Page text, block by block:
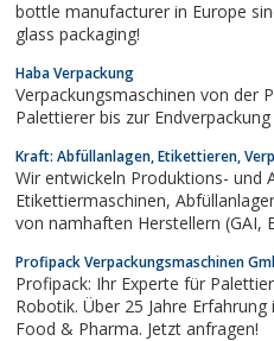
bottle manufacturer in Europe
glass packaging!
Haba Verpackung
Verpackungsmaschinen von der
Palettierer bis zur
Kraft: Abfüllanlagen, Etikettieren,
Wir entwickeln Produktions- und
Etikettiermaschinen, Abfüllanlagen und Verpackungsmaschinen
Profipack Verpackungsmaschinen
Profipack: Ihr Experte für Palettieranlagen,
Robotik. Über 25 Jahre
Food & Pharma. Jetzt anfragen!